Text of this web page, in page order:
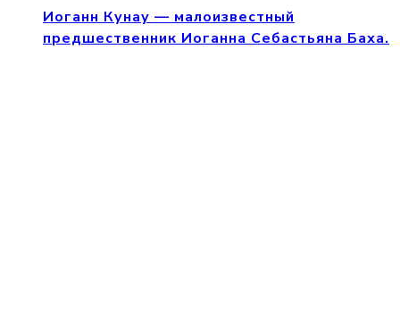
Иоганн Кунау — малоизвестный
предшественник Иоганна Себастьяна Баха.